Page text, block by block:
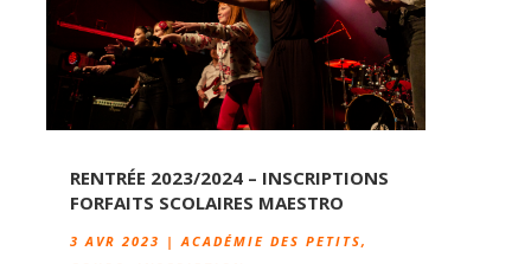
RENTRÉE 2023/2024 – INSCRIPTIONS
FORFAITS SCOLAIRES MAESTRO
3 AVR 2023 |ACADÉMIE DES PETITS,